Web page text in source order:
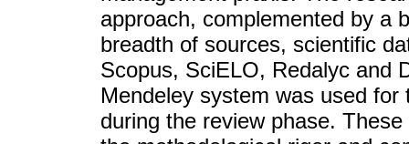
approach, complemented by a
breadth of sources, scientific
Scopus, SciELO, Redalyc and
Mendeley system was used
during the review phase.